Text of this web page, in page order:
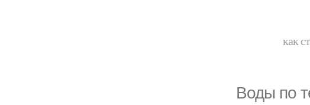
как
Воды по